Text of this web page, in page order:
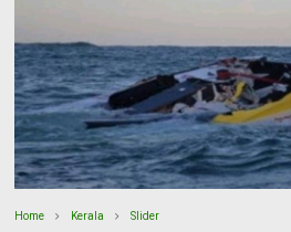
Home Kerala Slider